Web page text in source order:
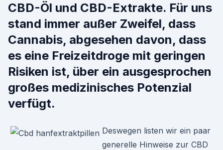
CBD-Öl und CBD-Extrakte. Für uns
stand immer außer Zweifel, dass
Cannabis, abgesehen davon, dass
es eine Freizeitdroge mit geringen
Risiken ist, über ein ausgesprochen
großes medizinisches Potenzial
verfügt.
Deswegen listen wir ein paar
generelle Hinweise zur CBD